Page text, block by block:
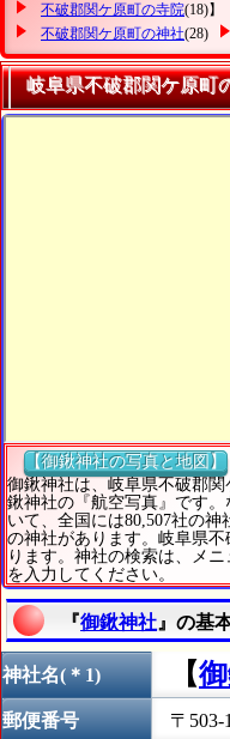
不破郡関ケ原町の寺院(18)】
不破郡関ケ原町の神社(28)
岐阜県不破郡関ケ原町
【御鍬神社の写真と地図】
御鍬神社は、岐阜県不破郡
鍬神社の『航空写真』です。
いて、全国には80,507社の
の神社があります。岐阜県
ります。神社の検索は、メ
を入力してください。
『御鍬神社 』の基
神社名(＊1) 【
郵便番号 〒503-